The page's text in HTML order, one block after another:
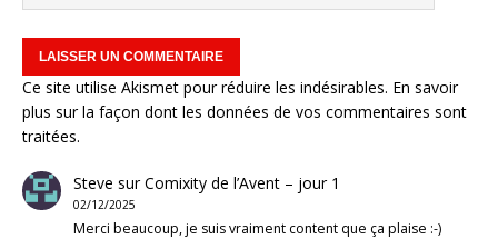
Ce site utilise Akismet pour réduire les indésirables. En savoir
plus sur la façon dont les données de vos commentaires sont
traitées.
Steve surComixity de l’Avent – jour 1
02/12/2025
Merci beaucoup, je suis vraiment content que ça plaise :-)